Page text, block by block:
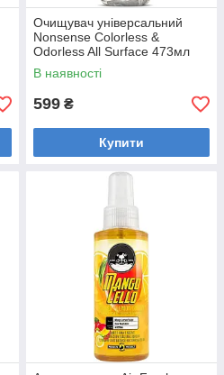
Очищувач універсальний
Nonsense Colorless &
Odorless All Surface 473мл
В наявності
599 ₴
Купити